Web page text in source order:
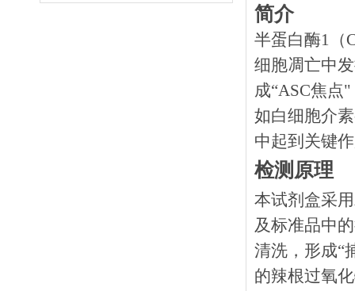
简介
半蛋白酶1（
细胞凋亡中
成“ASC焦点
如白细胞介
中起到关键
检测原理
本试剂盒采
及标准品中
清洗，形成“
的辣根过氧